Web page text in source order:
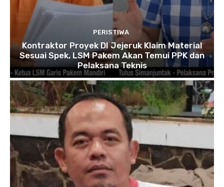
PERISTIWA
Kontraktor Proyek DI Jejeruk Klaim Material
Sesuai Spek, LSM Pakem Akan Temui PPK dan
Pelaksana Teknis